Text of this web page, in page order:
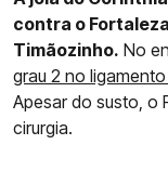
contra o
Timãozinho. No
grau 2 no
Apesar do susto, o
cirurgia.